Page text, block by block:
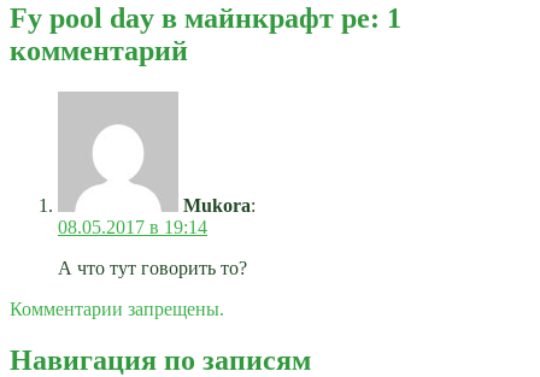
Fy pool day в майнкрафт pe: 1
комментарий
Mukora:
08.05.2017 в 19:14
А что тут говорить то?
Комментарии запрещены.
Навигация по записям